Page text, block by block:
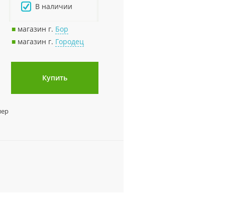
В наличии
■ магазин г. Бор
■ магазин г. Городец
Купить